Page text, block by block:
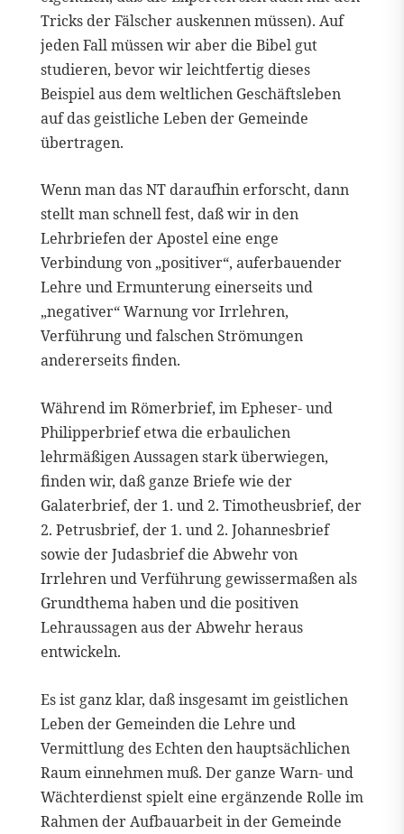
Tricks der Fälscher auskennen müssen). Auf
jeden Fall müssen wir aber die Bibel gut
studieren, bevor wir leichtfertig dieses
Beispiel aus dem weltlichen Geschäftsleben
auf das geistliche Leben der Gemeinde
übertragen.
Wenn man das NT daraufhin erforscht, dann
stellt man schnell fest, daß wir in den
Lehrbriefen der Apostel eine enge
Verbindung von „positiver“, auferbauender
Lehre und Ermunterung einerseits und
„negativer“ Warnung vor Irrlehren,
Verführung und falschen Strömungen
andererseits finden.
Während im Römerbrief, im Epheser- und
Philipperbrief etwa die erbaulichen
lehrmäßigen Aussagen stark überwiegen,
finden wir, daß ganze Briefe wie der
Galaterbrief, der 1. und 2. Timotheusbrief, der
2. Petrusbrief, der 1. und 2. Johannesbrief
sowie der Judasbrief die Abwehr von
Irrlehren und Verführung gewissermaßen als
Grundthema haben und die positiven
Lehraussagen aus der Abwehr heraus
entwickeln.
Es ist ganz klar, daß insgesamt im geistlichen
Leben der Gemeinden die Lehre und
Vermittlung des Echten den hauptsächlichen
Raum einnehmen muß. Der ganze Warn- und
Wächterdienst spielt eine ergänzende Rolle im
Rahmen der Aufbauarbeit in der Gemeinde